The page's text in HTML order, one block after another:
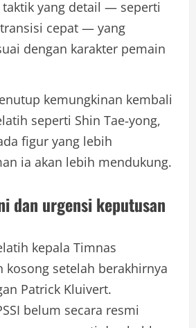
yang detail — seperti
cepat — yang
dengan karakter pemain
kemungkinan kembali
seperti Shin Tae‑yong,
figur yang lebih
ia akan lebih mendukung.
dan urgensi keputusan
kepala Timnas
kosong setelah berakhirnya
Patrick Kluivert.
belum secara resmi